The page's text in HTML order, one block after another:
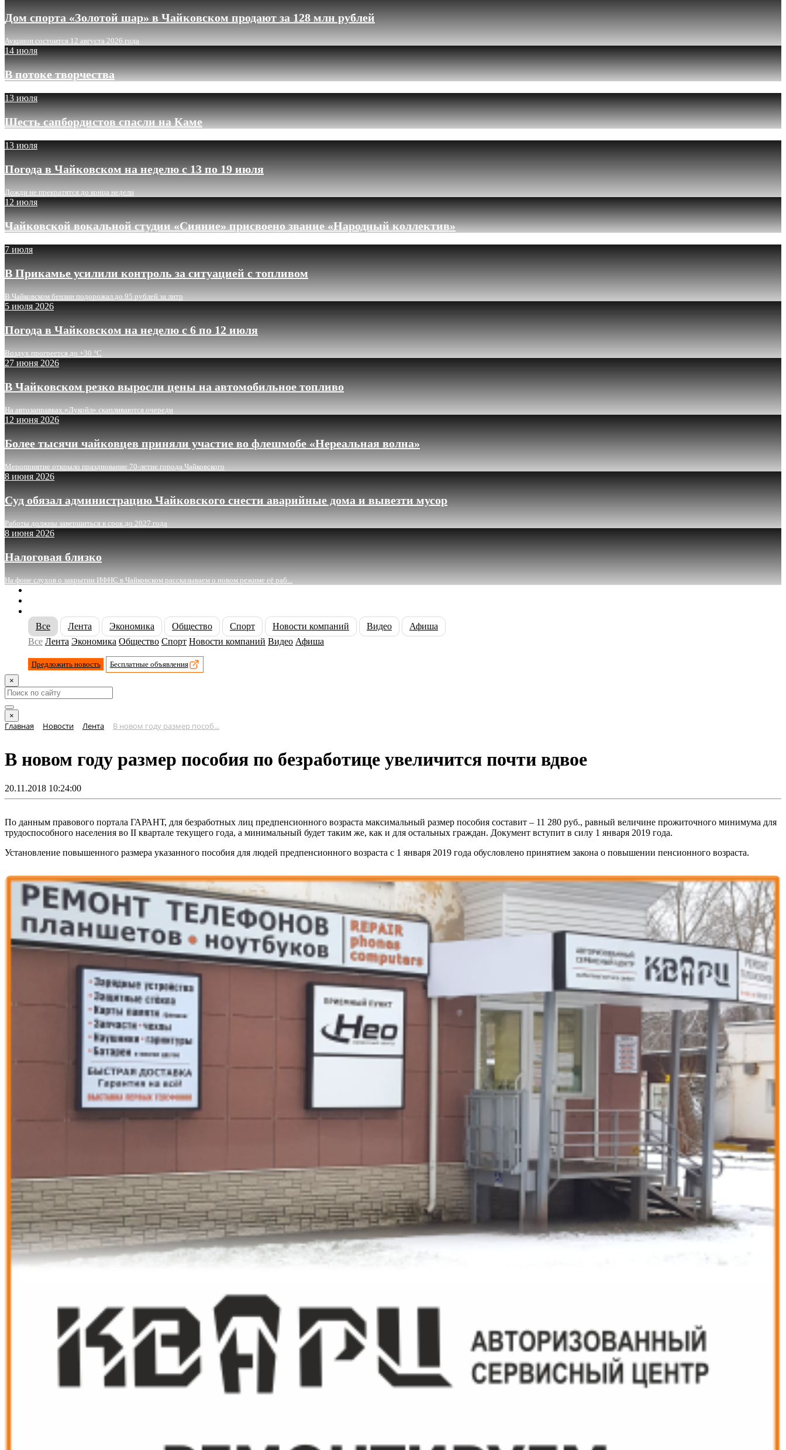
Дом спорта «Золотой шар» в Чайковском продают за 128 млн рублей
Аукцион состоится 12 августа 2026 года
14 июля
В потоке творчества
13 июля
Шесть сапбордистов спасли на Каме
13 июля
Погода в Чайковском на неделю с 13 по 19 июля
Дожди не прекратятся до конца недели
12 июля
Чайковской вокальной студии «Сияние» присвоено звание «Народный коллектив»
7 июля
В Прикамье усилили контроль за ситуацией с топливом
В Чайковском бензин подорожал до 95 рублей за литр
5 июля 2026
Погода в Чайковском на неделю с 6 по 12 июля
Воздух прогреется до +30 °C
27 июня 2026
В Чайковском резко выросли цены на автомобильное топливо
На автозаправках «Лукойл» скапливаются очереди
12 июня 2026
Более тысячи чайковцев приняли участие во флешмобе «Нереальная волна»
Мероприятие открыло празднование 70-летие города Чайковского
8 июня 2026
Суд обязал администрацию Чайковского снести аварийные дома и вывезти мусор
Работы должны завершиться в срок до 2027 года
8 июня 2026
Налоговая близко
На фоне слухов о закрытии ИФНС в Чайковском рассказываем о новом режиме её раб...
Все
Лента Экономика Общество Спорт Новости компаний Видео
Афиша
Все Лента Экономика Общество Спорт Новости компаний Видео Афиша
Предложить новость
Бесплатные объявления
×
×
Главная Новости Лента В новом году размер пособ...
В новом году размер пособия по безработице увеличится почти вдвое
20.11.2018 10:24:00
По данным правового портала ГАРАНТ, для безработных лиц предпенсионного возраста максимальный размер пособия составит – 11 280 руб., равный величине прожиточного минимума для
трудоспособного населения во II квартале текущего года, а минимальный будет таким же, как и для остальных граждан. Документ вступит в силу 1 января 2019 года.
Установление повышенного размера указанного пособия для людей предпенсионного возраста с 1 января 2019 года обусловлено принятием закона о повышении пенсионного возраста.